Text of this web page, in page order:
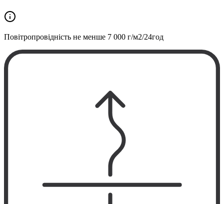
Повітропровідність не менше 7 000 г/м2/24год